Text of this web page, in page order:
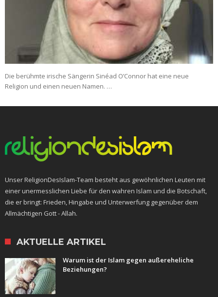
Die berühmte irische Sängerin Sinéad O’Connor hat eine neue
Religion und einen neuen Namen. …
Unser ReligionDesIslam-Team besteht aus gewöhnlichen Leuten mit
einer unermesslichen Liebe für den wahren Islam und die Botschaft,
die er bringt: Frieden, Hingabe und Unterwerfung gegenüber dem
Allmächtigen Gott - Allah.
AKTUELLE ARTIKEL
Warum ist der Islam gegen außereheliche
Beziehungen?